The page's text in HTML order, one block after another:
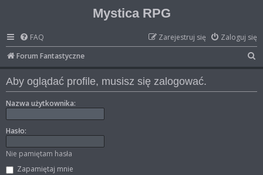
Mystica RPG
FAQ Zaloguj się
Zarejestruj się
Forum Fantastyczne
z
Aby oglądać profile, musisz się zalogować.
Nazwa użytkownika:
Hasło:
Nie pamiętam hasła
Zapamiętaj mnie